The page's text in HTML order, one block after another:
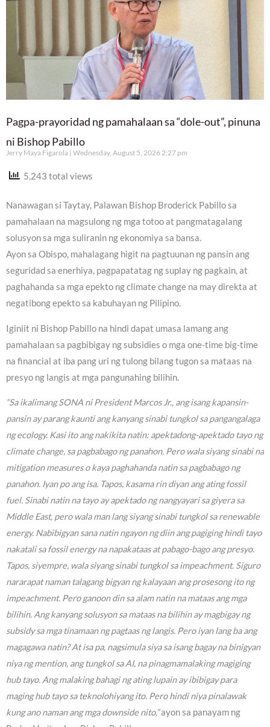
Pagpa-prayoridad ng pamahalaan sa “dole-out”, pinuna
ni Bishop Pabillo
Jerry Maya Figarola Wednesday, August 5, 2026 2:27 pm
5,243 total views
Nanawagan si Taytay, Palawan Bishop Broderick Pabillo sa
pamahalaan na magsulong ng mga totoo at pangmatagalang
solusyon sa mga suliranin ng ekonomiya sa bansa.
Ayon sa Obispo, mahalagang higit na pagtuunan ng pansin ang
seguridad sa enerhiya, pagpapatatag ng suplay ng pagkain, at
paghahanda sa mga epekto ng climate change na may direkta at
negatibong epekto sa kabuhayan ng Pilipino.
Iginiit ni Bishop Pabillo na hindi dapat umasa lamang ang
pamahalaan sa pagbibigay ng subsidies o mga one-time big-time
na financial at iba pang uri ng tulong bilang tugon sa mataas na
presyo ng langis at mga pangunahing bilihin.
“Sa ikalimang SONA ni President Marcos Jr., ang isang kapansin-
pansin ay parang kaunti ang kanyang sinabi tungkol sa pangangalaga
ng ecology. Kasi ito ang nakikita natin: apektadong-apektado tayo ng
climate change, sa pagbabago ng panahon. Pero wala siyang sinabi na
mitigation measures o kaya paghahanda natin sa pagbabago ng
panahon. Iyan po ang isa. Tapos, kasama rin diyan ang ating fossil
fuel. Sinabi natin na tayo ay apektado ng nangyayari sa giyera sa
Middle East, pero wala man lang siyang sinabi tungkol sa renewable
energy. Nabibigyan sana natin ngayon ng diin ang pagiging hindi tayo
nakatali sa fossil energy na napakataas at pabago-bago ang presyo.
Tapos, siyempre, wala siyang sinabi tungkol sa impeachment. Siguro
nararapat naman talagang bigyan ng kalayaan ang prosesong ito ng
impeachment. Pero ganoon din sa alam natin na mataas ang mga
bilihin. Ang kanyang solusyon sa mataas na bilihin ay magbigay ng
subsidy sa mga tinamaan ng pagtaas ng langis. Pero iyan lang ba ang
magagawa natin? At isa pa, nagsimula siya sa isang bagay na binigyan
niya ng mention, ang tungkol sa AI, na pinagmamalaking magiging
hub tayo. Ang malaking bahagi ng ating lupain ay ibibigay para
maging hub tayo sa teknolohiyang ito. Pero hindi niya pinalawak
kung ano naman ang mga downside nito,”ayon sa panayam ng